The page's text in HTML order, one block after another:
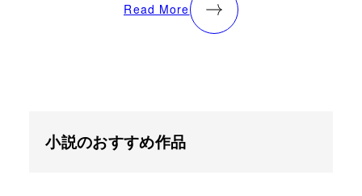
Read More
小説のおすすめ作品